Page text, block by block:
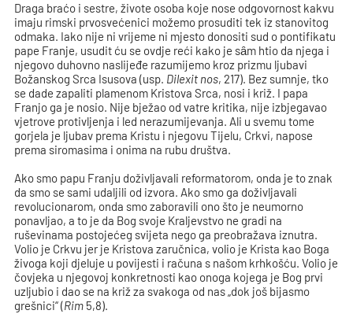
Draga braćo i sestre, živote osoba koje nose odgovornost kakvu
imaju rimski prvosvećenici možemo prosuditi tek iz stanovitog
odmaka. Iako nije ni vrijeme ni mjesto donositi sud o pontifikatu
pape Franje, usudit ću se ovdje reći kako je sȃm htio da njega i
njegovo duhovno naslijeđe razumijemo kroz prizmu ljubavi
Božanskog Srca Isusova (usp. Dilexit nos, 217). Bez sumnje, tko
se dade zapaliti plamenom Kristova Srca, nosi i križ. I papa
Franjo ga je nosio. Nije bježao od vatre kritika, nije izbjegavao
vjetrove protivljenja i led nerazumijevanja. Ali u svemu tome
gorjela je ljubav prema Kristu i njegovu Tijelu, Crkvi, napose
prema siromasima i onima na rubu društva.
Ako smo papu Franju doživljavali reformatorom, onda je to znak
da smo se sami udaljili od izvora. Ako smo ga doživljavali
revolucionarom, onda smo zaboravili ono što je neumorno
ponavljao, a to je da Bog svoje Kraljevstvo ne gradi na
ruševinama postojećeg svijeta nego ga preobražava iznutra.
Volio je Crkvu jer je Kristova zaručnica, volio je Krista kao Boga
živoga koji djeluje u povijesti i računa s našom krhkošću. Volio je
čovjeka u njegovoj konkretnosti kao onoga kojega je Bog prvi
uzljubio i dao se na križ za svakoga od nas „dok još bijasmo
grešnici“ (Rim 5,8).